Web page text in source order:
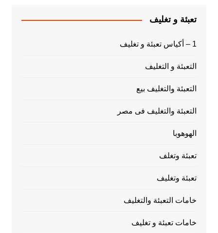
تعبئة و تغليف
1 – أكياس تعبئة و تغليف
التعبئة و التغليف
التعبئة والتغليف بيع
التعبئة والتغليف فى مصر
الهوهوبا
تعبئة وتغلف
تعبئة وتغليف
خامات التعبئة والتغليف
خامات تعبئة و تغليف